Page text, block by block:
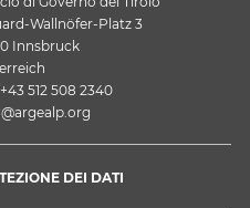
Wallnöfer-Platz 3
Innsbruck
512 508 2340
DEI DATI